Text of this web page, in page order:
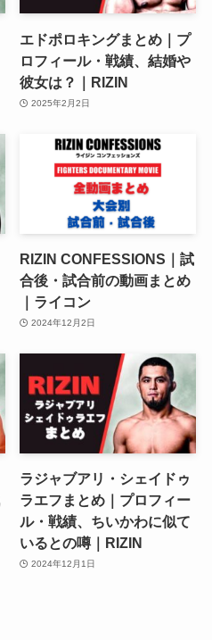
エドポロキングまとめ｜プ
ロフィール・戦績、結婚や
彼女は？｜RIZIN
2025年2月2日
RIZIN CONFESSIONS｜試
合後・試合前の動画まとめ
｜ライコン
2024年12月2日
ラジャブアリ・シェイドゥ
ラエフまとめ｜プロフィー
ル・戦績、ちいかわに似て
いるとの噂｜RIZIN
2024年12月1日